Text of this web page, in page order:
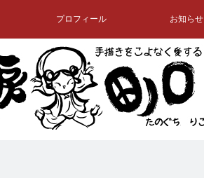
プロフィール お知らせ